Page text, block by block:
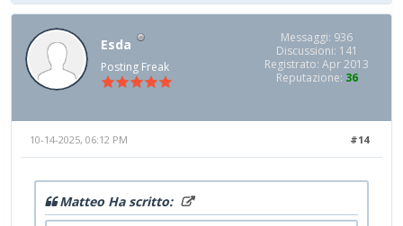
Esda
Posting Freak
Messaggi: 936
Discussioni: 141
Registrato: Apr 2013
Reputazione: 36
#14
10-14-2025, 06:12 PM
Matteo Ha scritto: